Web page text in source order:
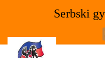
Serbski